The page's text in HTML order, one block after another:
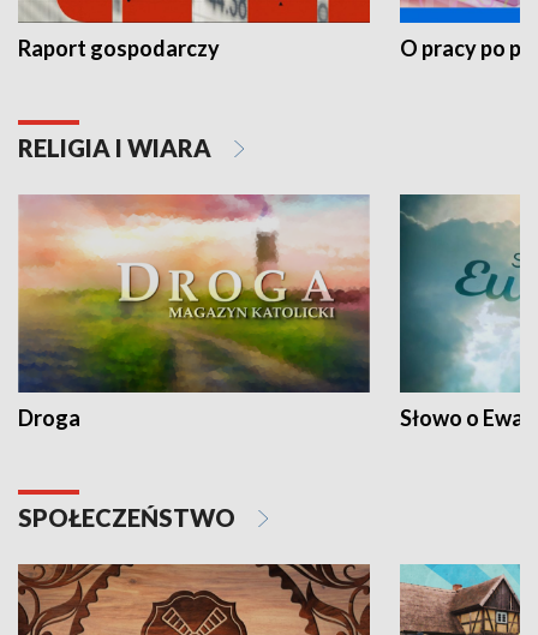
Raport gospodarczy O pracy po
RELIGIA I WIARA
Droga Słowo o
SPOŁECZEŃSTWO